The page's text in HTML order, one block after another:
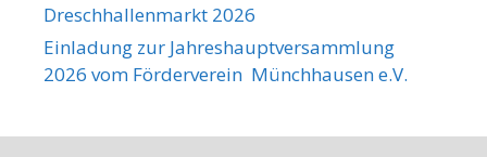
Dreschhallenmarkt 2026
Einladung zur Jahreshauptversammlung
2026 vom Förderverein Münchhausen e.V.